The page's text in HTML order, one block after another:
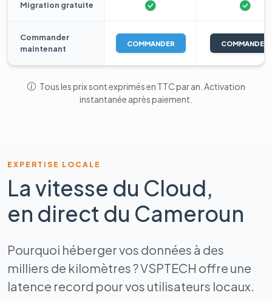
Migration gratuite
Commander
maintenant
COMMANDER COMMANDER
Tous les prix sont exprimés en TTC par an. Activation
instantanée après paiement.
EXPERTISE LOCALE
La vitesse du Cloud,
en direct du Cameroun
Pourquoi héberger vos données à des
milliers de kilomètres ? VSPTECH offre une
latence record pour vos utilisateurs locaux.